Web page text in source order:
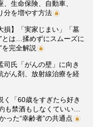
生命保険、自動車、
分を増やす方法
損】「実家じまい」「墓
とは…揉めずにスムーズに
を完全解説
司氏「がんの壁」に向き
ん剤、放射線治療を経
く「60歳をすぎたら好き
禁酒もしなくていい…
った“幸齢者”の共通点